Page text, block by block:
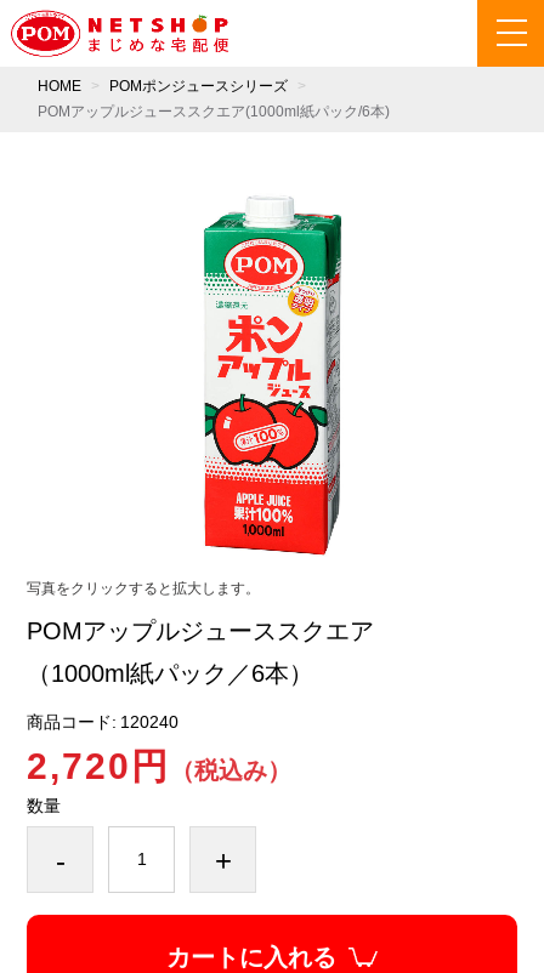
HOME
POMポンジュースシリーズ
POMアップルジューススクエア(1000ml紙パック/6本)
写真をクリックすると拡大します。
POMアップルジューススクエア
（1000ml紙パック／6本）
商品コード: 120240
2,720円 （税込み）
数量
- +
カートに入れる